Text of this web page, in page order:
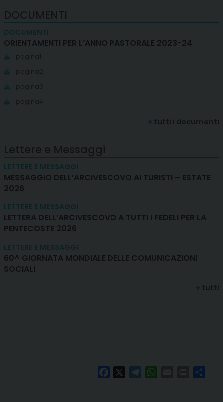
DOCUMENTI
DOCUMENTI
ORIENTAMENTI PER L’ANNO PASTORALE 2023-24
+ tutti i documenti
Lettere e Messaggi
LETTERE E MESSAGGI
MESSAGGIO DELL’ARCIVESCOVO AI TURISTI – ESTATE
2026
LETTERE E MESSAGGI
LETTERA DELL’ARCIVESCOVO A TUTTI I FEDELI PER LA
PENTECOSTE 2026
LETTERE E MESSAGGI
60^ GIORNATA MONDIALE DELLE COMUNICAZIONI
SOCIALI
+ tutti
FacebookTelegramWhatsAppPrint